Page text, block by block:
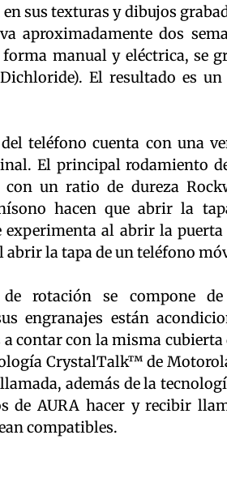
sus texturas y dibujos
aproximadamente dos
forma manual y eléctrica, se
El resultado es
teléfono cuenta con una
El principal rodamiento
con un ratio de dureza
hacen que abrir la
experimenta al abrir la
abrir la tapa de un teléfono
de rotación se compone
engranajes están
contar con la misma
CrystalTalk™ de
además de la
de AURA hacer y recibir
compatibles.